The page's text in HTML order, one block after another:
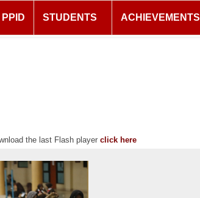
PPID STUDENTS ACHIEVEMENTS
the last Flash player click here